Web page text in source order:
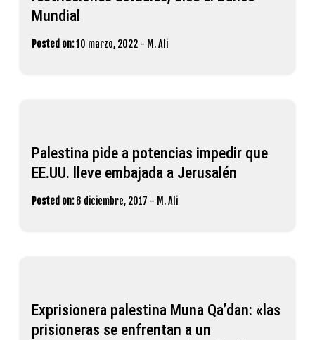
Mundial
Posted on:10 marzo, 2022 - M. Ali
Palestina pide a potencias impedir que
EE.UU. lleve embajada a Jerusalén
Posted on: 6 diciembre, 2017 - M. Ali
Exprisionera palestina Muna Qa’dan: «las
prisioneras se enfrentan a un